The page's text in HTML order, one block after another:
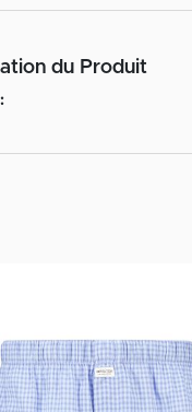
du Produit